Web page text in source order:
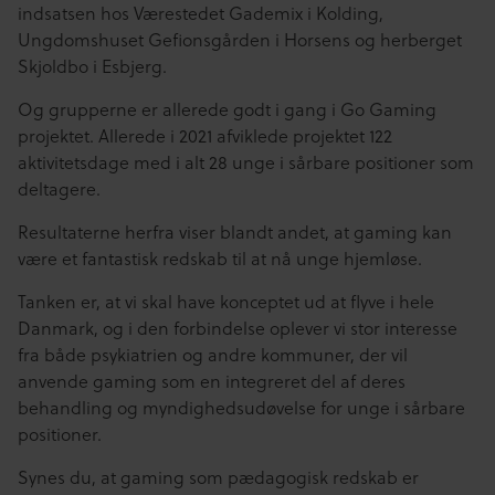
indsatsen hos Værestedet Gademix i Kolding,
Ungdomshuset Gefionsgården i Horsens og herberget
Skjoldbo i Esbjerg.
Og grupperne er allerede godt i gang i Go Gaming
projektet. Allerede i 2021 afviklede projektet 122
aktivitetsdage med i alt 28 unge i sårbare positioner som
deltagere.
Resultaterne herfra viser blandt andet, at gaming kan
være et fantastisk redskab til at nå unge hjemløse.
Tanken er, at vi skal have konceptet ud at flyve i hele
Danmark, og i den forbindelse oplever vi stor interesse
fra både psykiatrien og andre kommuner, der vil
anvende gaming som en integreret del af deres
behandling og myndighedsudøvelse for unge i sårbare
positioner.
Synes du, at gaming som pædagogisk redskab er